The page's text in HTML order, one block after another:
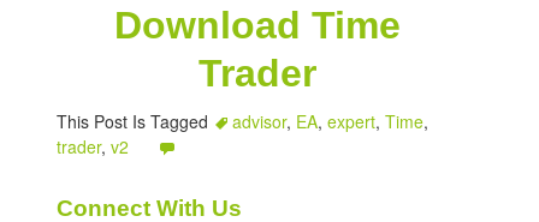
Download Time
Trader
This Post Is Tagged advisor, EA,expert,Time,
trader,v2
Connect With Us